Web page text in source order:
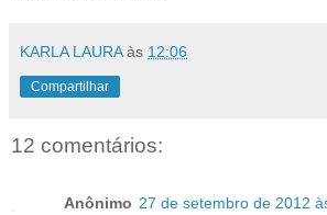
KARLA LAURA às 12:06
Compartilhar
12 comentários:
Anônimo 27 de setembro de 2012